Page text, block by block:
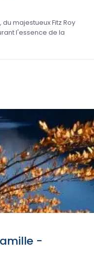
majestueux Fitz Roy
l'essence de la
-